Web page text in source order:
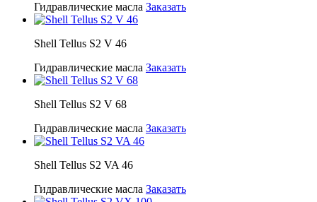
Гидравлические масла Заказать
Shell Tellus S2 V 46
Гидравлические масла Заказать
Shell Tellus S2 V 68
Гидравлические масла Заказать
Shell Tellus S2 VA 46
Гидравлические масла Заказать